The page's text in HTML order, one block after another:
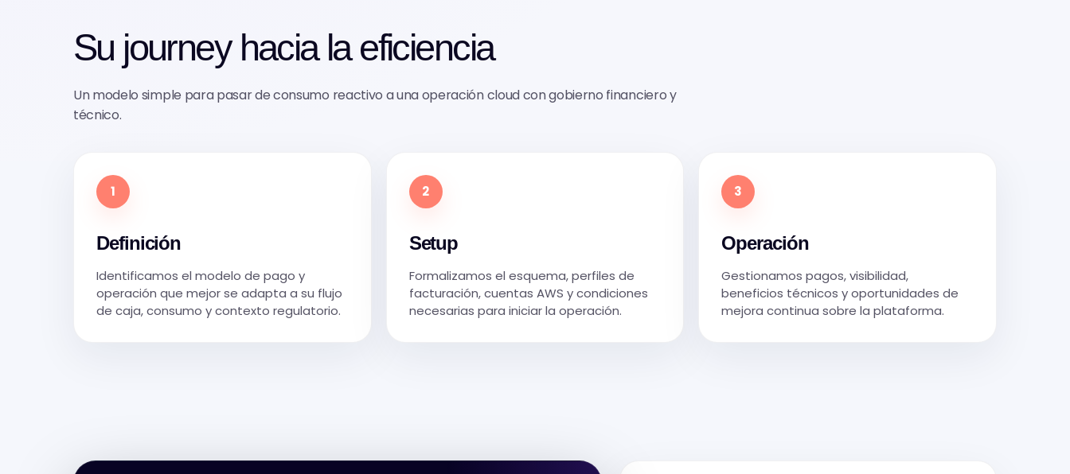
Su journey hacia la eficiencia
Un modelo simple para pasar de consumo reactivo a una operación cloud con gobierno financiero y
técnico.
1
Definición
Identificamos el modelo de pago y
operación que mejor se adapta a su flujo
de caja, consumo y contexto regulatorio.
2
Setup
Formalizamos el esquema, perfiles de
facturación, cuentas AWS y condiciones
necesarias para iniciar la operación.
3
Operación
Gestionamos pagos, visibilidad,
beneficios técnicos y oportunidades de
mejora continua sobre la plataforma.